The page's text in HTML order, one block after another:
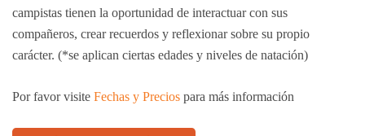
campistas tienen la oportunidad de interactuar con sus
compañeros, crear recuerdos y reflexionar sobre su propio
carácter. (*se aplican ciertas edades y niveles de natación)
Por favor visite Fechas y Precios para más información